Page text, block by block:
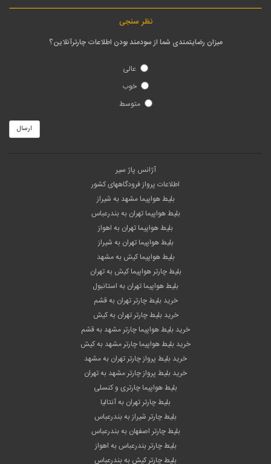
نظر سنجی
میزان رضایتمندی شما از سودمند بودن اطلاعات چارترآنلاین؟
عالی
خوب
متوسط
ارسال
آژانس پاژ سیر
اطلاعات پرواز فرودگاههای کشور
بلیط هواپیما مشهد به شیراز
بلیط هواپیما تهران به بندرعباس
بلیط هواپیما تهران به اهواز
بلیط هواپیما تهران به شیراز
بلیط هواپیما کیش به مشهد
بلیط چارتر هواپیما کیش به تهران
بلیط هواپیما تهران به استانبول
خرید بلیط چارتر تهران به قشم
خرید بلیط چارتر تهران به کیش
خرید بلیط هواپیما چارتر مشهد به قشم
خرید بلیط هواپیما چارتر مشهد به کیش
خرید بلیط پرواز چارتر تهران به مشهد
خرید بلیط پرواز چارتر مشهد به تهران
بلیط هواپیما چارتری و کنسلی
بلیط چارتر تهران به آنتالیا
بلیط چارتر شیراز به بندرعباس
بلیط چارتر اصفهان به بندرعباس
بلیط چارتر بندرعباس به اهواز
بلیط چارتر کیش به بندرعباس